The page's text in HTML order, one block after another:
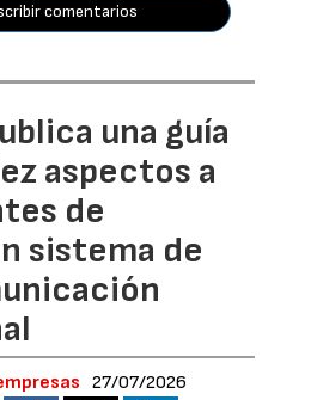
comentarios
una guía
aspectos a
de
sistema de
27/07/2026